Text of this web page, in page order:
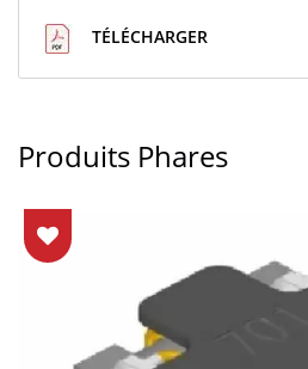
TÉLÉCHARGER
Produits Phares